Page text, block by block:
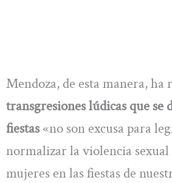
Mendoza, de esta manera, ha
transgresiones lúdicas que se
fiestas«no son excusa para
normalizar la violencia
mujeres en las fiestas de